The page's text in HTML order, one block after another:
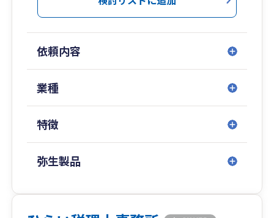
にして企業にお金を残していけるのかを理解でき
依頼内容
業種
特徴
弥生製品